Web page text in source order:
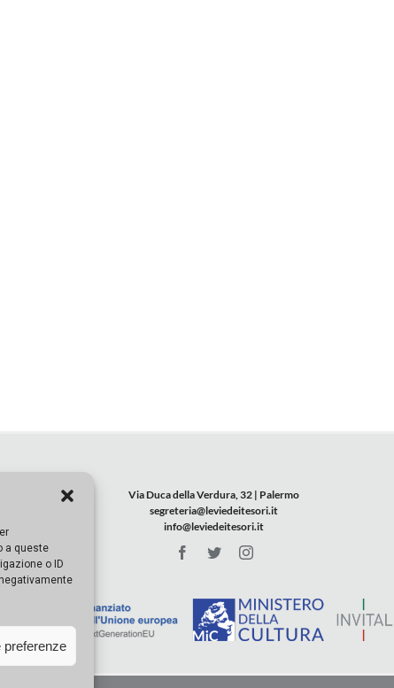
a queste
o ID
preferenze
Via Duca della Verdura, 32 | Palermo
segreteria@leviedeitesori.it
info@leviedeitesori.it